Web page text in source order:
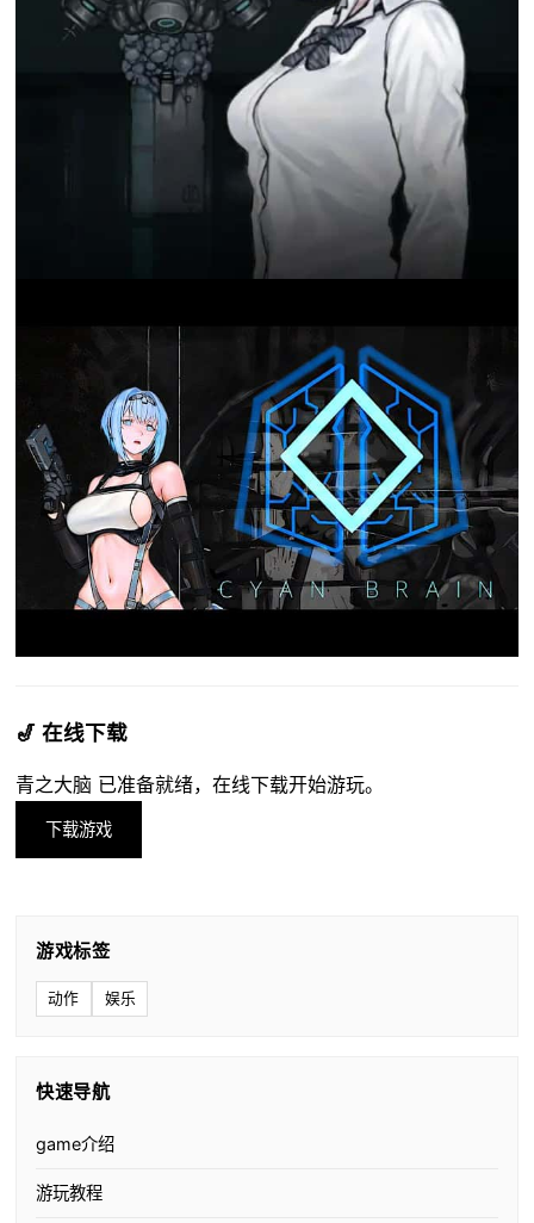
🎷 在线下载
青之大脑 已准备就绪，在线下载开始游玩。
下载游戏
游戏标签
动作 娱乐
快速导航
game介绍
游玩教程